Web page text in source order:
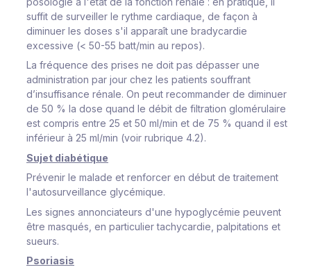
suffit de surveiller le rythme cardiaque, de façon à
diminuer les doses s'il apparaît une bradycardie
excessive (< 50-55 batt/min au repos).
La fréquence des prises ne doit pas dépasser une
administration par jour chez les patients souffrant
d’insuffisance rénale. On peut recommander de diminuer
de 50 % la dose quand le débit de filtration glomérulaire
est compris entre 25 et 50 ml/min et de 75 % quand il est
inférieur à 25 ml/min (voir rubrique 4.2).
Sujet diabétique
Prévenir le malade et renforcer en début de traitement
l'autosurveillance glycémique.
Les signes annonciateurs d'une hypoglycémie peuvent
être masqués, en particulier tachycardie, palpitations et
sueurs.
Psoriasis